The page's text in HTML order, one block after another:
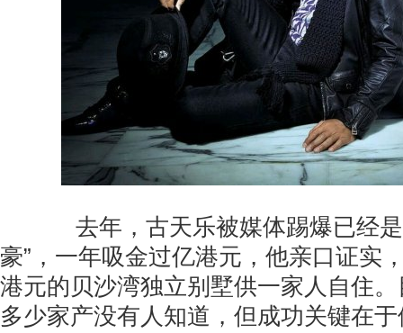
去年，古天乐被媒体踢爆已经是
豪”，一年吸金过亿港元，他亲口证实
港元的贝沙湾独立别墅供一家人自住
多少家产没有人知道，但成功关键在